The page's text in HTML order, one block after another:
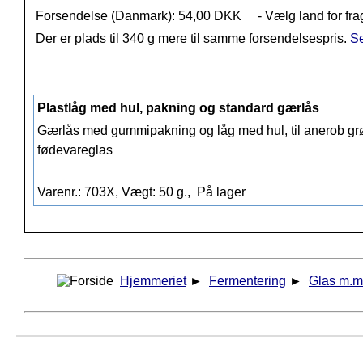
Forsendelse (Danmark): 54,00 DKK
- Vælg land for
Der er plads til 340 g mere til samme forsendelsespris.
Plastlåg med hul, pakning og standard gærlås
Gærlås med gummipakning og låg med hul, til anerob
fødevareglas
Varenr.: 703X, Vægt: 50 g., På lager
Hjemmeriet ► Fermentering ► Glas